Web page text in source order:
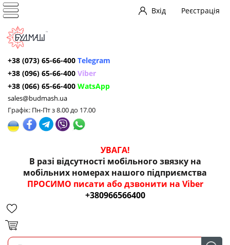
Вхід Реєстрація
+38 (073) 65-66-400 Telegram
+38 (096) 65-66-400 Viber
+38 (066) 65-66-400 WatsApp
sales@budmash.ua
Графік: Пн-Пт з 8.00 до 17.00
УВАГА!
В разі відсутності мобільного звязку на
мобільних номерах нашого підприємства
ПРОСИМО писати або дзвонити на Viber
+380966566400